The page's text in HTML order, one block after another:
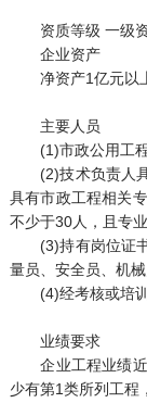
资质等级 一级
企业资产
净资产1亿元以
主要人员
(1)市政公用工程
(2)技术负责人具
具有市政工程相关
不少于30人，且专业
(3)持有岗位证书
量员、安全员、机
(4)经考核或培训
业绩要求
企业工程业绩近
少有第1类所列工程